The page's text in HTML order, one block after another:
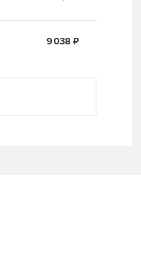
9 038 ₽